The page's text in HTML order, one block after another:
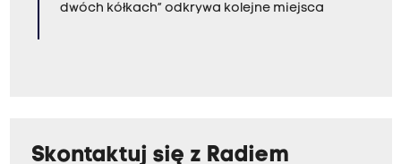
dwóch kółkach” odkrywa kolejne miejsca
Skontaktuj się z Radiem